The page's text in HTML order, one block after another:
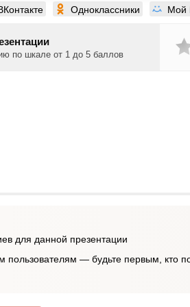
Одноклассники Мой
по шкале от 1 до 5 баллов
для данной презентации
пользователям — будьте первым, кто